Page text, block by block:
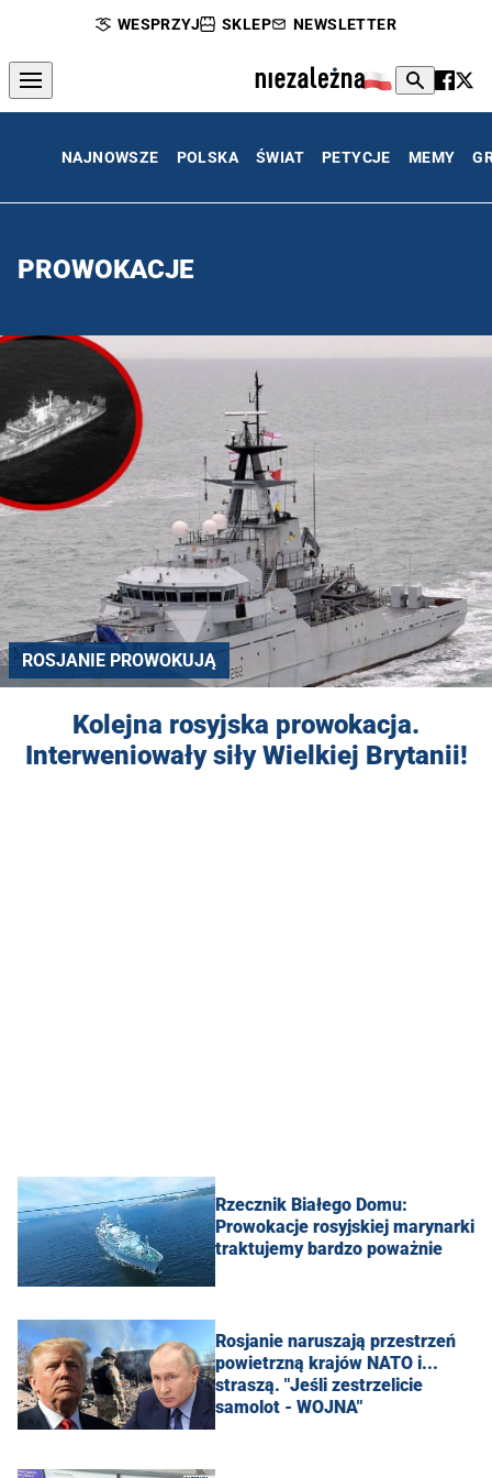
WESPRZYJ SKLEP NEWSLETTER
NAJNOWSZE POLSKA ŚWIAT PETYCJE MEMY
PROWOKACJE
ROSJANIE PROWOKUJĄ
Kolejna rosyjska prowokacja.
Interweniowały siły Wielkiej Brytanii!
Rzecznik Białego Domu:
Prowokacje rosyjskiej marynarki
traktujemy bardzo poważnie
Rosjanie naruszają przestrzeń
powietrzną krajów NATO i...
straszą. "Jeśli zestrzelicie
samolot - WOJNA"